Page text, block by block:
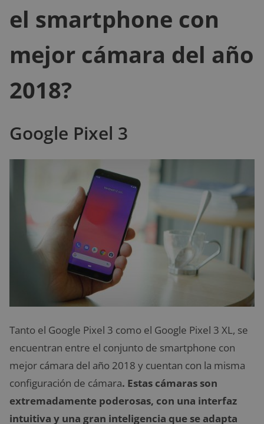
el smartphone con
mejor cámara del año
2018?
Google Pixel 3
Tanto el Google Pixel 3 como el Google Pixel 3 XL, se
encuentran entre el conjunto de smartphone con
mejor cámara del año 2018 y cuentan con la misma
configuración de cámara. Estas cámaras son
extremadamente poderosas, con una interfaz
intuitiva y una gran inteligencia que se adapta